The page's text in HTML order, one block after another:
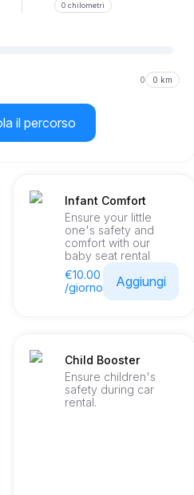
0 chilometri
0 0 km
il percorso
Infant Comfort
Ensure your little
one's safety and
comfort with our
baby seat rental
€10.00
/giorno
Aggiungi
Child Booster
Ensure children's
safety during car
rental.